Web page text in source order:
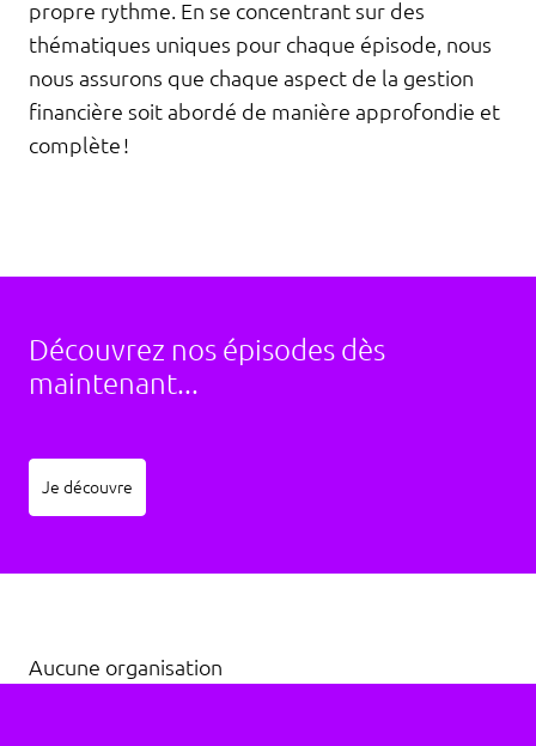
propre rythme. En se concentrant sur des
thématiques uniques pour chaque épisode, nous
nous assurons que chaque aspect de la gestion
financière soit abordé de manière approfondie et
complète !
Découvrez nos épisodes dès
maintenant...
Je découvre
Aucune organisation